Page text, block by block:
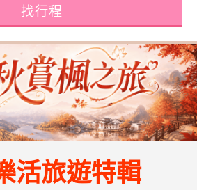
找行程
活旅遊特輯